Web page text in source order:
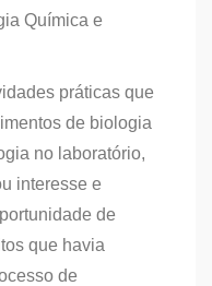
Química e
práticas que
de biologia
no laboratório,
interesse e
de
que havia
de